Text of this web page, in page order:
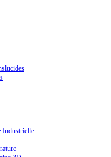
Industrielle